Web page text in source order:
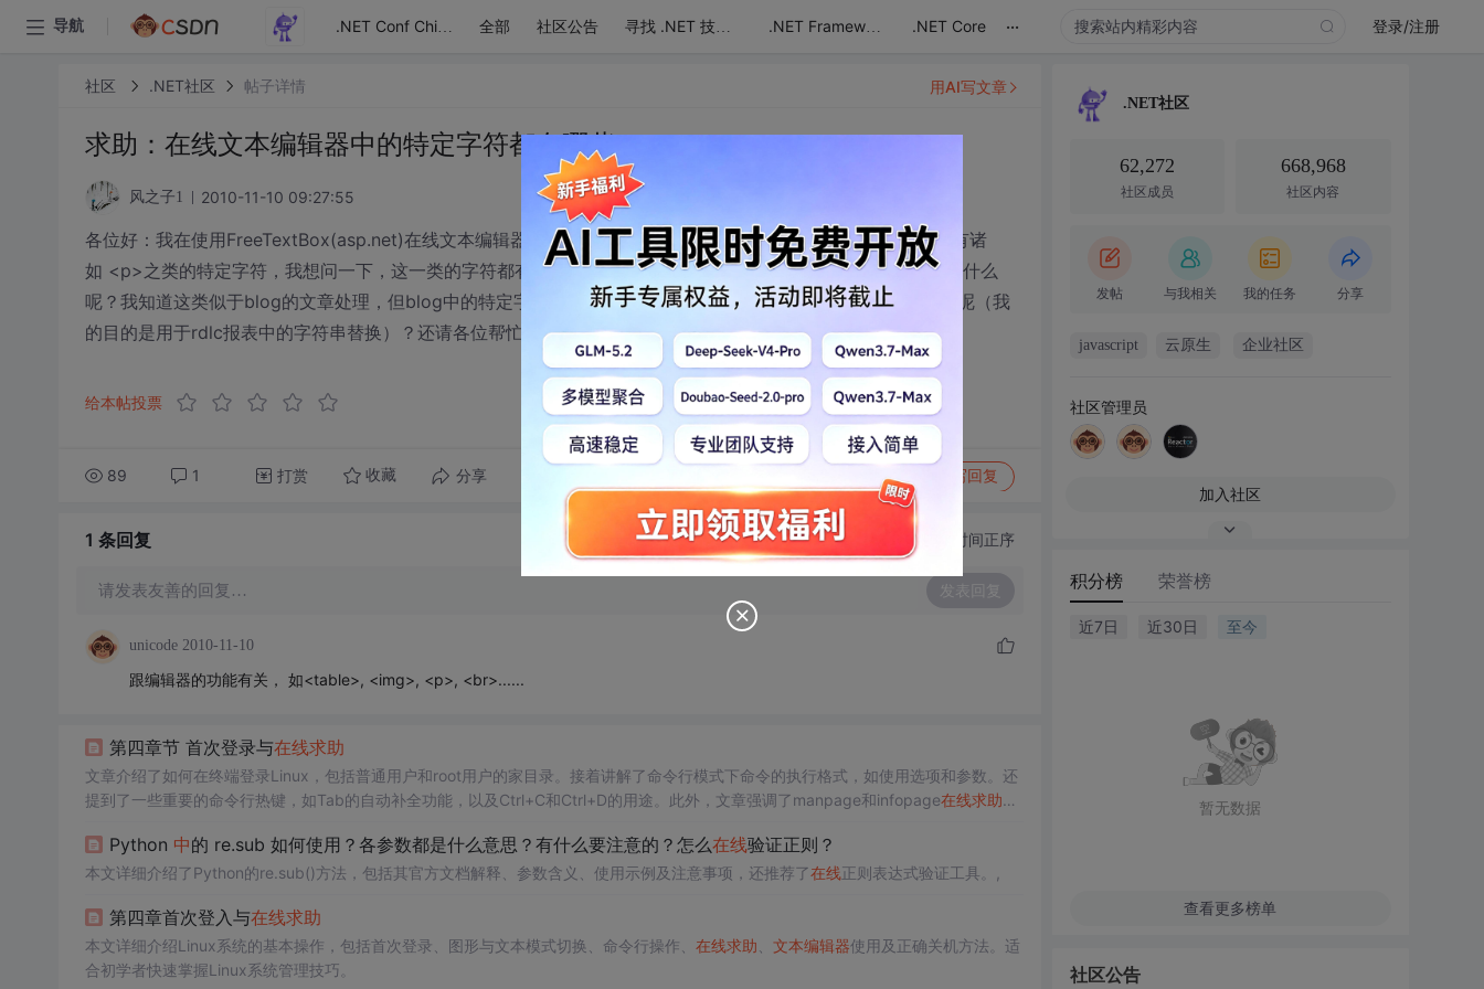
导航 .NET Conf China 全部 社区公告 寻找 .NET 技术达人 .NET Framework .NET Core ... 登录/注册
社区 .NET社区 帖子详情
求助：在线文本编辑器中的特定字符都有哪些？
风之子1 2010-11-10 09:27:55
各位好：我在使用FreeTextBox(asp.net)在线文本编辑器时，在输入一些文本后，后台获取到的文本内容中，含有诸
如 <p>之类的特定字符，我想问一下，这一类的字符都有哪些，我能想到的有<div><ul><strong><u>等，还有什么
呢？我知道这类似于blog的文章处理，但blog中的特定字符串都有什么呢？另外它们分别对应的ascii码都是什么呢（我
的目的是用于rdlc报表中的字符串替换）？还请各位帮忙，谢谢！如果是相关的链接也可以，谢谢！
给本帖投票
89 1 打赏 收藏 分享 写回复
用AI写文章
1 条回复 切换为时间正序
请发表友善的回复… 发表回复
unicode 2010-11-10
跟编辑器的功能有关， 如<table>, <img>, <p>, <br>......
第四章节 首次登录与在线求助
文章介绍了如何在终端登录Linux，包括普通用户和root用户的家目录。接着讲解了命令行模式下命令的执行格式，如使用选项和参数。还
提到了一些重要的命令行热键，如Tab的自动补全功能，以及Ctrl+C和Ctrl+D的用途。此外，文章强调了manpage和infopage在线求助 系
Python 中的 re.sub 如何使用？各参数都是什么意思？有什么要注意的？怎么在线验证正则？
本文详细介绍了Python的re.sub()方法，包括其官方文档解释、参数含义、使用示例及注意事项，还推荐了在线正则表达式验证工具。,
第四章首次登入与在线求助
本文详细介绍Linux系统的基本操作，包括首次登录、图形与文本模式切换、命令行操作、 在线求助 文本编辑器使用及正确关机方法。适
合初学者快速掌握Linux系统管理技巧。
.NET社区
62,272
社区成员
668,968
社区内容
发帖 与我相关 我的任务 分享
javascript 云原生 企业社区
社区管理员
加入社区
积分榜 荣誉榜
近7日 近30日 至今
暂无数据
查看更多榜单
社区公告